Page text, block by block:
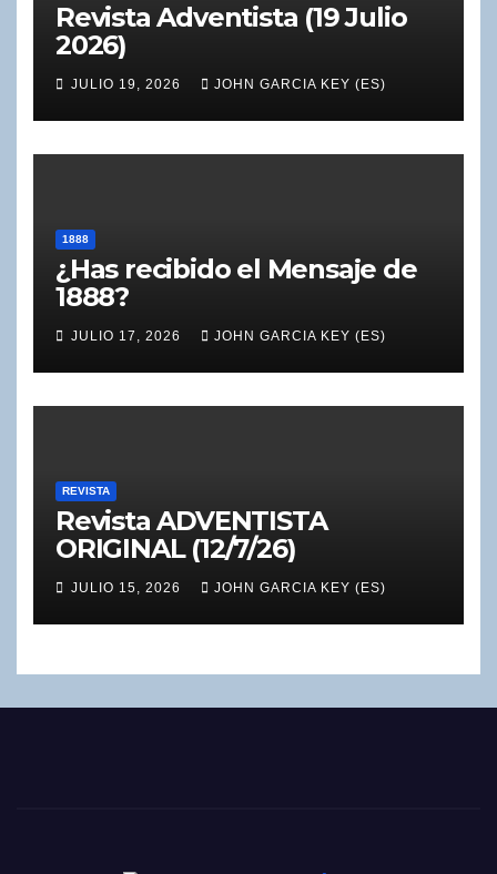
Revista Adventista (19 Julio
2026)
JULIO 19, 2026 JOHN GARCIA KEY (ES)
1888
¿Has recibido el Mensaje de
1888?
JULIO 17, 2026 JOHN GARCIA KEY (ES)
REVISTA
Revista ADVENTISTA
ORIGINAL (12/7/26)
JULIO 15, 2026 JOHN GARCIA KEY (ES)